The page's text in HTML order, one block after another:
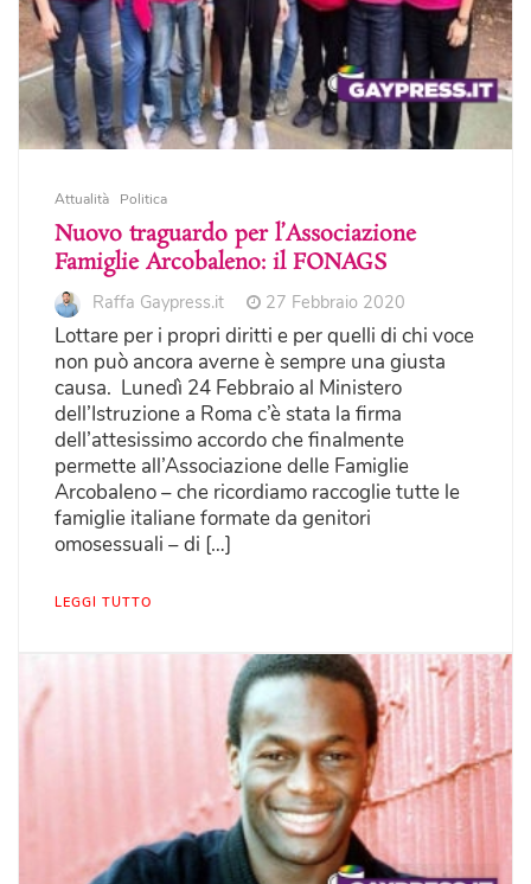
Attualità Politica
Nuovo traguardo per l’Associazione
Famiglie Arcobaleno: il FONAGS
Raffa Gaypress.it 27 Febbraio 2020
Lottare per i propri diritti e per quelli di chi voce
non può ancora averne è sempre una giusta
causa. Lunedì 24 Febbraio al Ministero
dell’Istruzione a Roma c’è stata la firma
dell’attesissimo accordo che finalmente
permette all’Associazione delle Famiglie
Arcobaleno – che ricordiamo raccoglie tutte le
famiglie italiane formate da genitori
omosessuali – di […]
LEGGI TUTTO